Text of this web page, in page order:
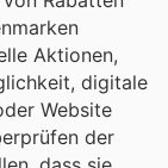
Aktionen,
digitale
Website
der